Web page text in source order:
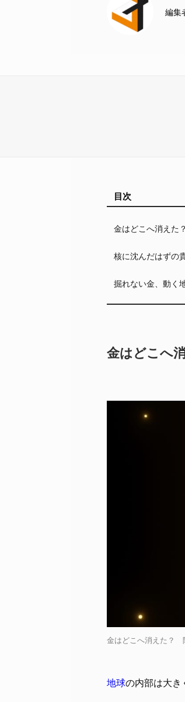
目次
金はどこへ消えた
核に沈んだはずの
掘れない金、動く
金はどこへ
金はどこへ消えた？
地球の内部は大き